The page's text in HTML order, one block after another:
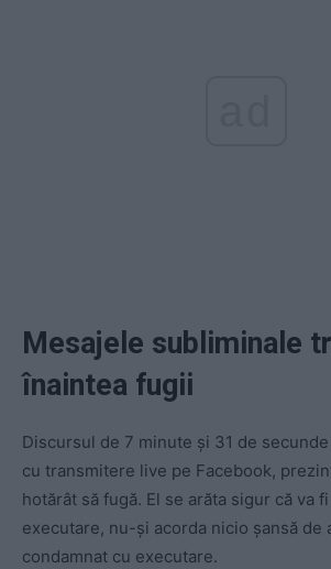
Mesajele subliminale
înaintea fugii
Discursul de 7 minute și 31 de
cu transmitere live pe Facebook,
hotărât să fugă. El se arăta sigur că va
executare, nu-și acorda nicio șansă de
condamnat cu executare.